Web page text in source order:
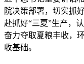
院决策部署，切实抓
赴抓好“三夏”生产，
奋力夺取夏粮丰收，
收基础。